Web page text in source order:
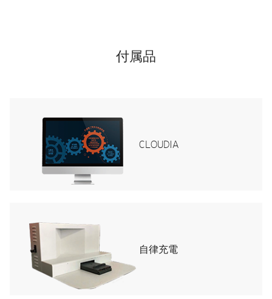
付属品
CLOUDIA
自律充電